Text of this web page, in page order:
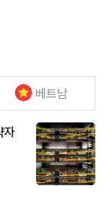
베트남
자